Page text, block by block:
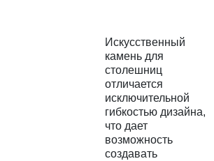
Искусственный
камень для
столешниц
отличается
исключительной
гибкостью дизайна,
что дает
возможность
создавать